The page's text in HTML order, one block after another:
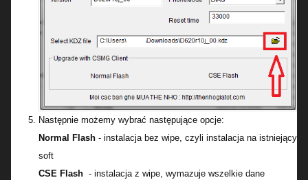
Następnie możemy wybrać następujące opcje:
Normal Flash - instalacja bez wipe, czyli instalacja na istniejący
soft
CSE Flash - instalacja z wipe, wymazuje wszelkie dane